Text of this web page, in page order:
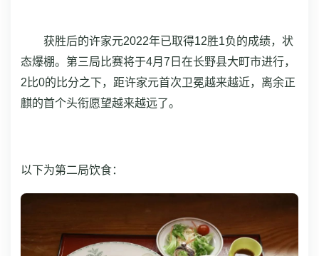
获胜后的许家元2022年已取得12胜1负的成绩，状
态爆棚。第三局比赛将于4月7日在长野县大町市进行，
2比0的比分之下，距许家元首次卫冕越来越近，离余正
麒的首个头衔愿望越来越远了。
以下为第二局饮食：